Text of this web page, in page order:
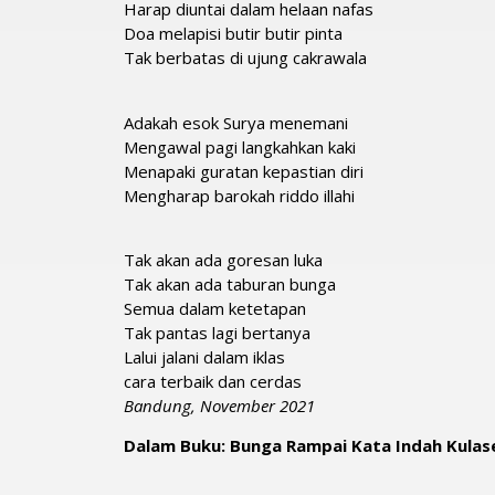
Harap diuntai dalam helaan nafas
Doa melapisi butir butir pinta
Tak berbatas di ujung cakrawala
Adakah esok Surya menemani
Mengawal pagi langkahkan kaki
Menapaki guratan kepastian diri
Mengharap barokah riddo illahi
Tak akan ada goresan luka
Tak akan ada taburan bunga
Semua dalam ketetapan
Tak pantas lagi bertanya
Lalui jalani dalam iklas
cara terbaik dan cerdas
Bandung, November 2021
Dalam Buku: Bunga Rampai Kata Indah